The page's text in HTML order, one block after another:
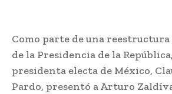
Como parte de una reestructura
de la Presidencia de la
presidenta electa de México,
Pardo, presentó a Arturo